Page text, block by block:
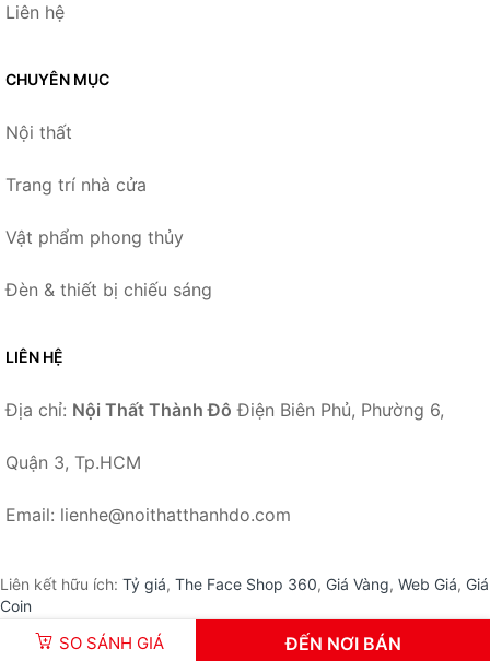
SO SÁNH GIÁ ĐẾN NƠI BÁN
Liên hệ
CHUYÊN MỤC
Nội thất
Trang trí nhà cửa
Vật phẩm phong thủy
Đèn & thiết bị chiếu sáng
LIÊN HỆ
Địa chỉ: Nội Thất Thành Đô Điện Biên Phủ, Phường 6,
Quận 3, Tp.HCM
Email: lienhe@noithatthanhdo.com
Liên kết hữu ích: Tỷ giá, The Face Shop 360, Giá Vàng, Web Giá, Giá
Coin
© 2026 –NoiThatThanhDo.com -Nội Thất Thành Đô